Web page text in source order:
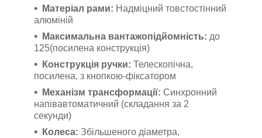
Матеріал рами: Надміцний товстостінний
алюміній
Максимальна вантажопідйомність: до
125(посилена конструкція)
Конструкція ручки: Телескопічна,
посилена, з кнопкою-фіксатором
Механізм трансформації: Синхронний
напівавтоматичний (складання за 2
секунди)
Колеса: Збільшеного діаметра,